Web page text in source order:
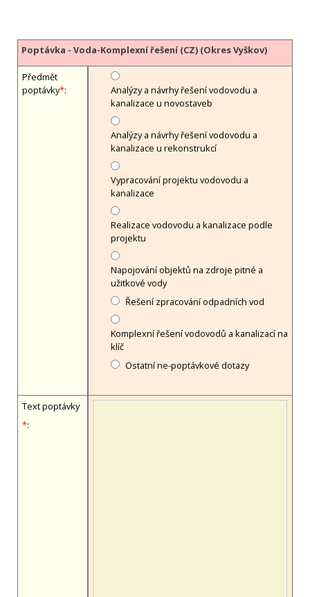
Poptávka - Voda-Komplexní řešení (CZ) (Okres Vyškov)
Předmět
poptávky*:
Analýzy a návrhy řešení vodovodu a
kanalizace u novostaveb
Analýzy a návrhy řešení vodovodu a
kanalizace u rekonstrukcí
Vypracování projektu vodovodu a
kanalizace
Realizace vodovodu a kanalizace podle
projektu
Napojování objektů na zdroje pitné a
užitkové vody
Řešení zpracování odpadních vod
Komplexní řešení vodovodů a kanalizací na
klíč
Ostatní ne-poptávkové dotazy
Text poptávky
*: